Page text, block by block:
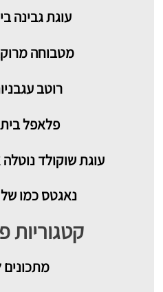
עוגת גבינה
מטבוחה
רוטב
פלאפל
עוגת שוקולד
נאגטס כמו
קטגוריות
מתכונים